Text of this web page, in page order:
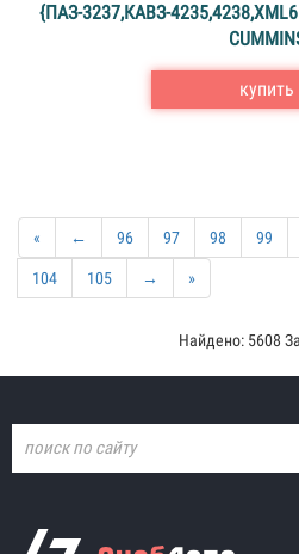
{ПАЗ-3237,КАВЗ-
купить
« ← 96 97 98 99
104 105 → »
Найдено: 5608